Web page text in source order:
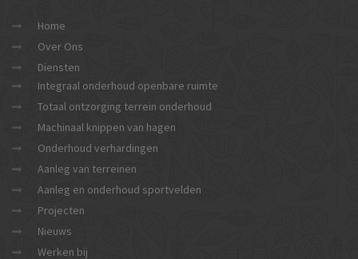
Home
Over Ons
Diensten
Integraal onderhoud openbare ruimte
Totaal ontzorging terrein onderhoud
Machinaal knippen van hagen
Onderhoud verhardingen
Aanleg van terreinen
Aanleg en onderhoud sportvelden
Projecten
Nieuws
Werken bij